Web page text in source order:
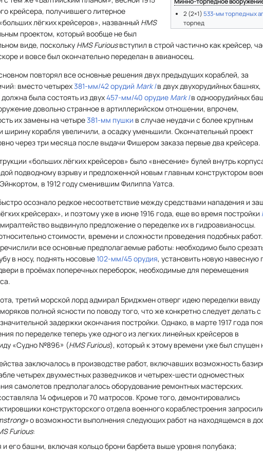
2 (2×1)533-мм торпедных
торпед
крейсера, получившего литерное
лёгких крейсеров», названный HMS
проектом, который вообще не был
виде, поскольку HMS Furiousвступил в строй частично как крейсер,
и вовсе был окончательно переделан в авианосец.
повторял все основные решения двух предыдущих кораблей, за
вместо четырех381-мм/42 орудий Mark Iв двух двухорудийных башнях,
была состоять из двух457-мм/40 орудие Mark Iв одноорудийных
довольно странное в артиллерийском отношении, впрочем,
их замены на четыре381-мм пушки в случае неудачи с более крупным
ширину корабля увеличили, а осадку уменьшили. Окончательный проект
через три месяца после выдачи Фишером заказа первые два крейсера.
«больших лёгких крейсеров» было «внесение» булей внутрь
подводному взрыву и предложенной новым главным конструктором
в 1912 году сменившим Филиппа Уатса.
осознало редкое несоответствие между средствами нападения и
крейсерах», и поэтому уже в июне 1916 года, еще во время постройки
выдвинуло предложение о переделке их в гидроавианосцы.
стоимости, времени и сложности проведения подобных
все основные предполагаемые работы: необходимо было
в носу, поднять носовые102-мм/45 орудия, установить новую навесную
в проёмах поперечных переборок, необходимые для перемещения
третий морской лорд адмирал Бриджмен отверг идею переделки ввиду
полной ясности по поводу того, что же конкретно следует делать с
задержки окончания постройки. Однако, в марте 1917 года
по переделке теперь уже одного из легких линейных крейсеров в
«Судно №896» (HMS Furious), который к этому времени уже был спущен
заключалось в производстве работ, включавших возможность
четырех двухместных разведчиков и четырех-шести одноместных
самолетов предполагалось оборудование ремонтных мастерских.
14 офицеров и 70 матросов. Кроме того, демонтировались
конструкторского отдела военного кораблестроения
о возможности выполнения следующих работ на находящемся в
Furious:
его башни, включая кольцо брони барбета выше уровня полубака;